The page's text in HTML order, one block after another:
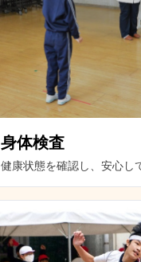
身体検査
健康状態を確認し、安心し